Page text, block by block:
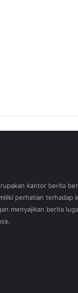
kantor berita
perhatian terhadap
menyajikan berita
out exam gst from